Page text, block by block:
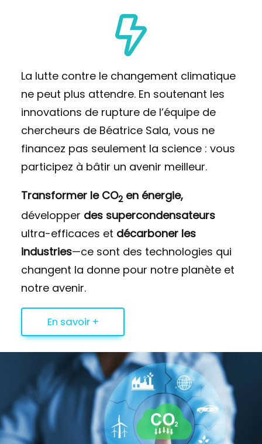
La lutte contre le changement climatique
ne peut plus attendre. En soutenant les
innovations de rupture de l’équipe de
chercheurs de Béatrice Sala, vous ne
financez pas seulement la science : vous
participez à bâtir un avenir meilleur.
Transformer le CO2 en énergie,
développer des supercondensateurs
ultra-efficaces et décarboner les
industries—ce sont des technologies qui
changent la donne pour notre planète et
notre avenir.
En savoir +